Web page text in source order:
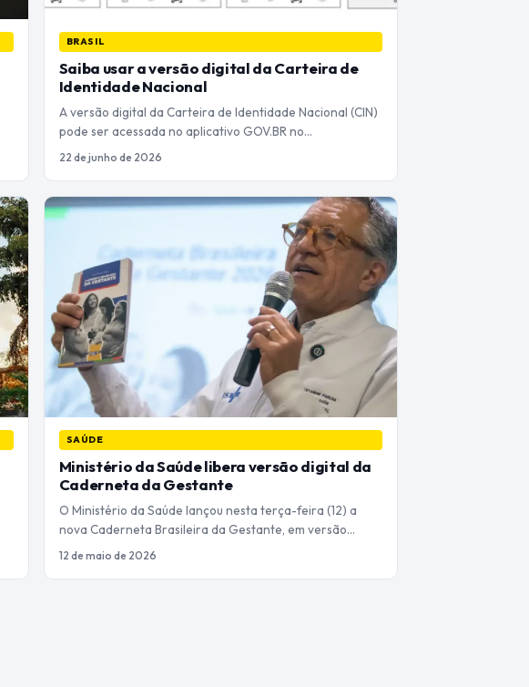
BRASIL
Saiba usar a versão digital da Carteira de
Identidade Nacional
A versão digital da Carteira de Identidade Nacional (CIN)
pode ser acessada no aplicativo GOV.BR no…
22 de junho de 2026
SAÚDE
Ministério da Saúde libera versão digital da
Caderneta da Gestante
O Ministério da Saúde lançou nesta terça-feira (12) a
nova Caderneta Brasileira da Gestante, em versão…
12 de maio de 2026